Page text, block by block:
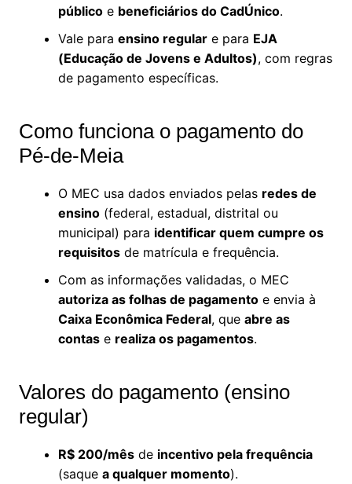
públicoe beneficiários do CadÚnico.
Vale para ensino regulare para EJA
(Educação de Jovens e Adultos), com regras
de pagamento específicas.
Como funciona o pagamento do
Pé-de-Meia
O MEC usa dados enviados pelas redes de
ensino(federal, estadual, distrital ou
municipal) para identificar quem cumpre os
requisitosde matrícula e frequência.
Com as informações validadas, o MEC
autoriza as folhas de pagamentoe envia à
Caixa Econômica Federal, que abre as
contase realiza os pagamentos.
Valores do pagamento (ensino
regular)
R$ 200/mêsde incentivo pela frequência
(saque a qualquer momento).